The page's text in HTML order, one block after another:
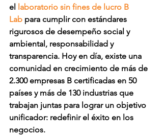
el laboratorio sin fines de lucro B
Lab para cumplir con estándares
rigurosos de desempeño social y
ambiental, responsabilidad y
transparencia. Hoy en día, existe una
comunidad en crecimiento de más de
2.300 empresas B certificadas en 50
países y más de 130 industrias que
trabajan juntas para lograr un objetivo
unificador: redefinir el éxito en los
negocios.